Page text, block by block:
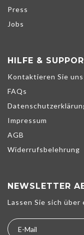
Press
Jobs
HILFE &
Kontaktieren Sie uns
FAQs
Impressum
AGB
Widerrufsbelehrung
NEWSLETTER
Lassen Sie sich
Wir verwenden Cookies,
optimieren. Wenn Sie
nicht akzeptieren, kann